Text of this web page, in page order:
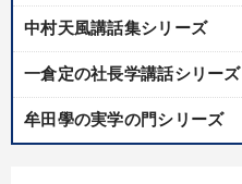
中村天風講話集シリーズ
一倉定の社長学講話シリーズ
牟田學の実学の門シリーズ